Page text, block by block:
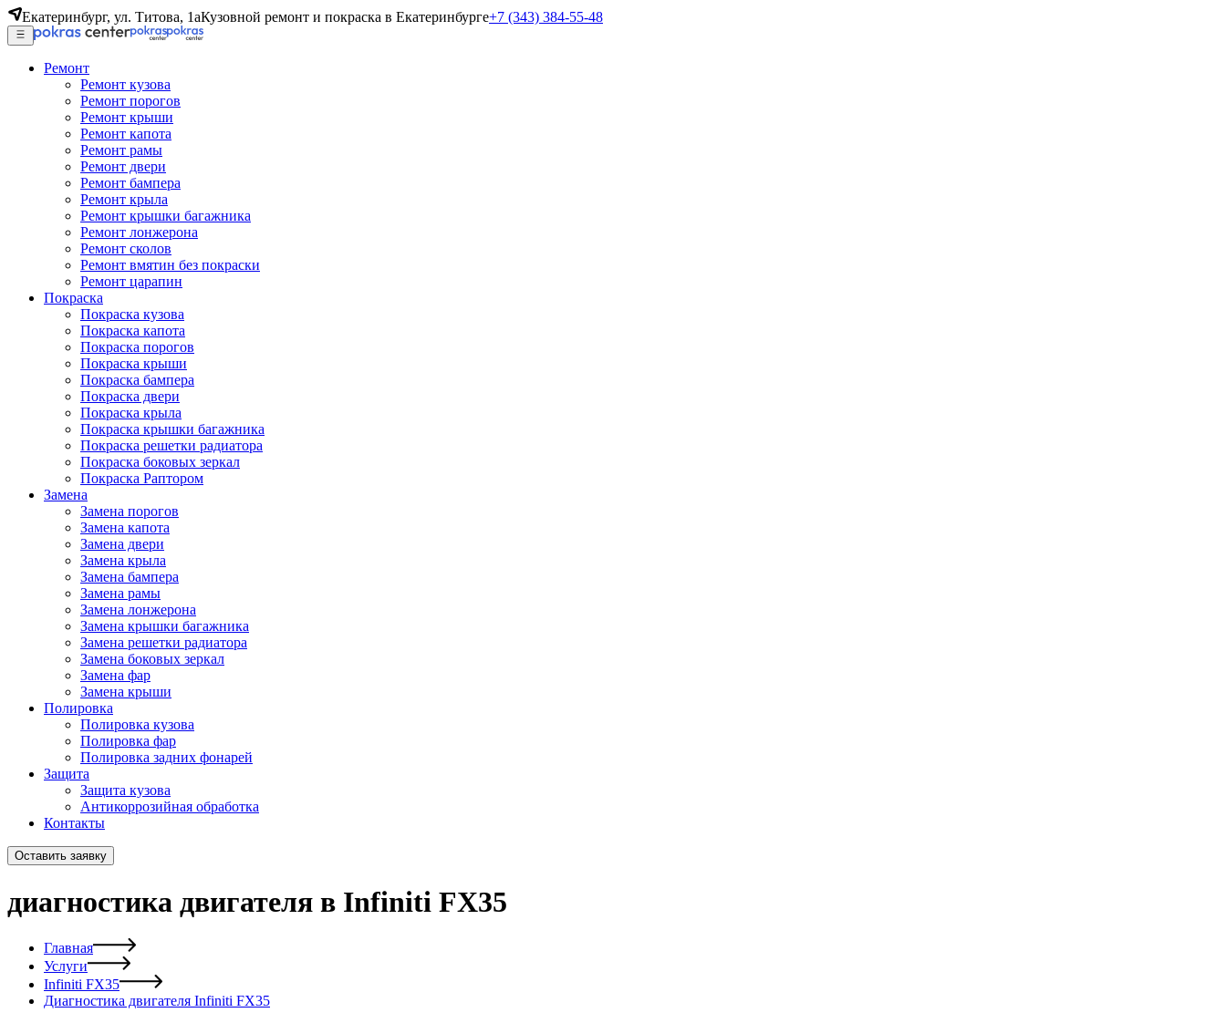
Екатеринбург, ул. Титова, 1аКузовной ремонт и покраска в Екатеринбурге+7 (343) 384-55-48
Ремонт
Ремонт кузова
Ремонт порогов
Ремонт крыши
Ремонт капота
Ремонт рамы
Ремонт двери
Ремонт бампера
Ремонт крыла
Ремонт крышки багажника
Ремонт лонжерона
Ремонт сколов
Ремонт вмятин без покраски
Ремонт царапин
Покраска
Покраска кузова
Покраска капота
Покраска порогов
Покраска крыши
Покраска бампера
Покраска двери
Покраска крыла
Покраска крышки багажника
Покраска решетки радиатора
Покраска боковых зеркал
Покраска Раптором
Замена
Замена порогов
Замена капота
Замена двери
Замена крыла
Замена бампера
Замена рамы
Замена лонжерона
Замена крышки багажника
Замена решетки радиатора
Замена боковых зеркал
Замена фар
Замена крыши
Полировка
Полировка кузова
Полировка фар
Полировка задних фонарей
Защита
Защита кузова
Антикоррозийная обработка
Контакты
Оставить заявку
диагностика двигателя в Infiniti FX35
Главная
Услуги
Infiniti FX35
Диагностика двигателя Infiniti FX35